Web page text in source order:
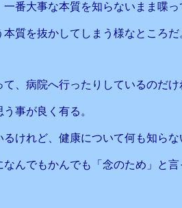
番大事な本質を知らないまま喋っ
質を抜かしてしまう様なところだ
、病院へ行ったりしているのだけ
事が良く有る。
けれど、健康について何も知らな
んでもかんでも「念のため」と言